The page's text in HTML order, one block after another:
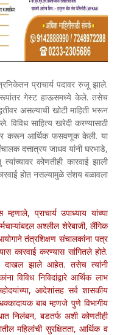
प्राचार्य पदावर रुजू झाले.
रूपांतर गेस्ट हाऊसमध्ये केले. तसेच
असल्याची खोटी माहिती भरून
साहित्य खरेदी करण्यासाठी
करून आर्थिक फसवणूक केली. या
दत्तात्रय जाधव यांनी घरभाडे,
कोणतीही कारवाई झाली
होत नसल्यामुळे संशय बळावला
प्राचार्य उपाध्याय यांच्या
अश्लील शेरेबाजी, लैंगिक
तंत्रशिक्षण संचालकांना पत्र
कारवाई करण्यास सांगितले होते.
दाखल झाले आहेत. तसेच त्यांनी
विविध निविदांद्वारे आर्थिक लाभ
आदेशांसह सर्व शासकीय
बाब म्हणजे पुणे विभागीय
निलंबन, बडतर्फ अशी कोणतीही
महिलांची सुरक्षितता, आर्थिक व